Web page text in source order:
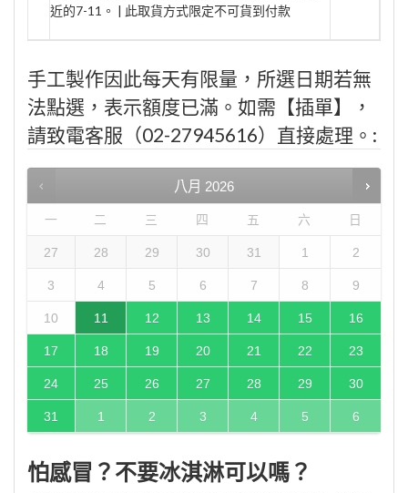
近的7-11。 | 此取貨方式限定不可貨到付款
手工製作因此每天有限量，所選日期若無
法點選，表示額度已滿。如需【插單】，
請致電客服（02-27945616）直接處理。:
八月 2026
一 二 三 四 五 六 日
27 28 29 30 31 1 2
3 4 5 6 7 8 9
10 11 12 13 14 15 16
17 18 19 20 21 22 23
24 25 26 27 28 29 30
31 1 2 3 4 5 6
怕感冒？不要冰淇淋可以嗎？